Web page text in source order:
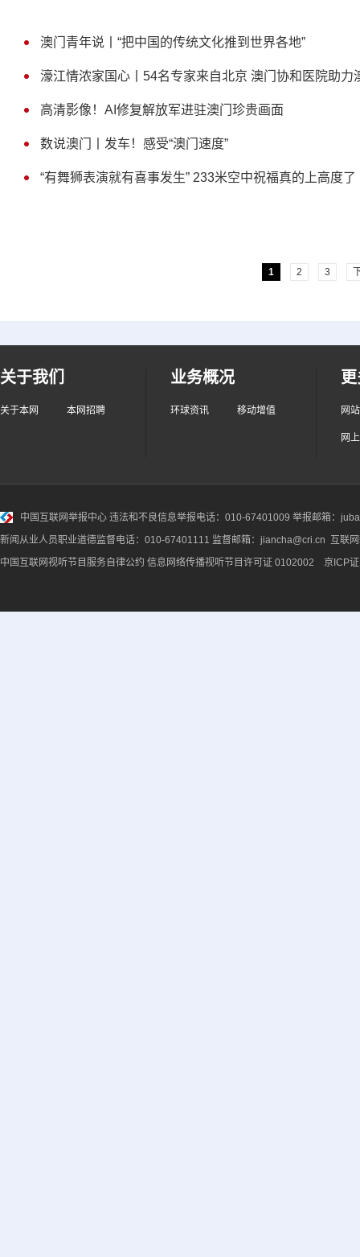
澳门青年说丨“把中国的传统文化推到世界各地”
濠江情浓家国心丨54名专家来自北京 澳门协和医院助力
高清影像！AI修复解放军进驻澳门珍贵画面
数说澳门丨发车！感受“澳门速度”
“有舞狮表演就有喜事发生” 233米空中祝福真的上高度了
1 2 3
关于我们
关于本网 本网招聘
业务概况
环球资讯 移动增值 网
网
中国互联网举报中心 违法和不良信息举报电话：010-67401009 举报邮箱：
新闻从业人员职业道德监督电话：010-67401111 监督邮箱：jiancha@cri.cn 互联
中国互联网视听节目服务自律公约 信息网络传播视听节目许可证 0102002 京ICP